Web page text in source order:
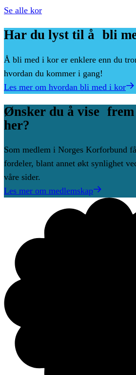
Se alle kor
Har du lyst til å bli
Å bli med i kor er enklere enn du
hvordan du kommer i gang!
Les mer om hvordan bli med i kor
Ønsker du å vise frem
her?
Som medlem i Norges Korforbund
fordeler, blant annet økt synlighet
våre sider.
Les mer om medlemskap